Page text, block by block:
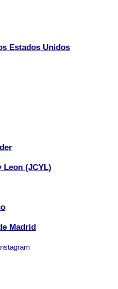
Estados Unidos
Leon (JCYL)
Madrid
Instagram